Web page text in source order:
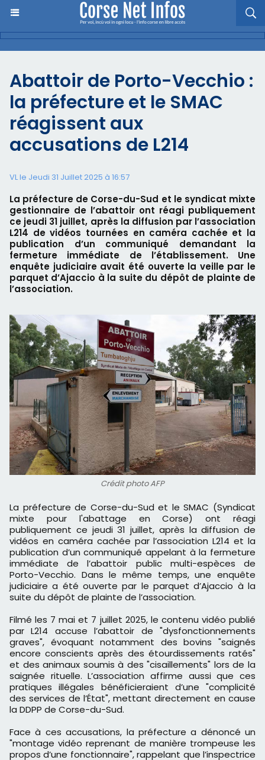
Abattoir de Porto-Vecchio :
la préfecture et le SMAC
réagissent aux
accusations de L214
VL le Jeudi 31 Juillet 2025 à 16:57
La préfecture de Corse-du-Sud et le syndicat mixte
gestionnaire de l’abattoir ont réagi publiquement
ce jeudi 31 juillet, après la diffusion par l’association
L214 de vidéos tournées en caméra cachée et la
publication d’un communiqué demandant la
fermeture immédiate de l’établissement. Une
enquête judiciaire avait été ouverte la veille par le
parquet d’Ajaccio à la suite du dépôt de plainte de
l’association.
Crédit photo AFP
La préfecture de Corse-du-Sud et le SMAC (Syndicat
mixte pour l'abattage en Corse) ont réagi
publiquement ce jeudi 31 juillet, après la diffusion de
vidéos en caméra cachée par l’association L214 et la
publication d’un communiqué appelant à la fermeture
immédiate de l’abattoir public multi-espèces de
Porto-Vecchio. Dans le même temps, une enquête
judiciaire a été ouverte par le parquet d’Ajaccio à la
suite du dépôt de plainte de l’association.
Filmé les 7 mai et 7 juillet 2025, le contenu vidéo publié
par L214 accuse l’abattoir de "dysfonctionnements
graves", évoquant notamment des bovins "saignés
encore conscients après des étourdissements ratés"
et des animaux soumis à des "cisaillements" lors de la
saignée rituelle. L’association affirme aussi que ces
pratiques illégales bénéficieraient d’une "complicité
des services de l’État", mettant directement en cause
la DDPP de Corse-du-Sud.
Face à ces accusations, la préfecture a dénoncé un
"montage vidéo reprenant de manière trompeuse les
propos d’une fonctionnaire", rappelant que l’inspectrice